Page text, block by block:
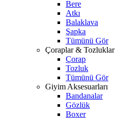
Bere
Atkı
Balaklava
Şapka
Tümünü Gör
Çoraplar & Tozluklar
Çorap
Tozluk
Tümünü Gör
Giyim Aksesuarları
Bandanalar
Gözlük
Boxer